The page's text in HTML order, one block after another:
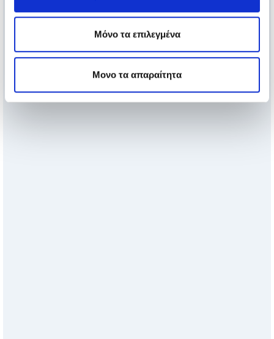
Μόνο τα επιλεγμένα
Μονο τα απαραίτητα